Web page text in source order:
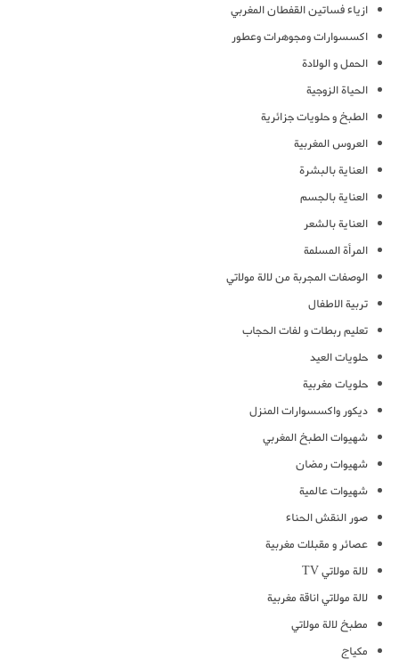
ازياء فساتين القفطان المغربي
اكسسوارات ومجوهرات وعطور
الحمل و الولادة
الحياة الزوجية
الطبخ و حلويات جزائرية
العروس المغربية
العناية بالبشرة
العناية بالجسم
العناية بالشعر
المرأة المسلمة
الوصفات المجربة من لالة مولاتي
تربية الاطفال
تعليم ربطات و لفات الحجاب
حلويات العيد
حلويات مغربية
ديكور واكسسوارات المنزل
شهيوات الطبخ المغربي
شهيوات رمضان
شهيوات عالمية
صور النقش الحناء
عصائر و مقبلات مغربية
لالة مولاتي TV
لالة مولاتي اناقة مغربية
مطبخ لالة مولاتي
مكياج